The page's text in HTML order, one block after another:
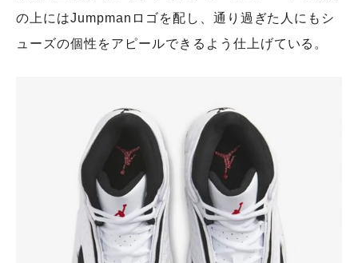
の上にはJumpmanロゴを配し、通り過ぎた人にもシ
ューズの個性をアピールできるよう仕上げている。